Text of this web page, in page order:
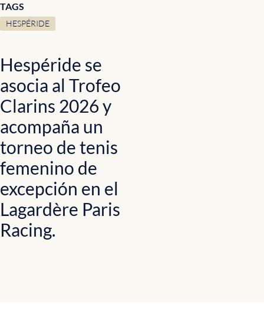
TAGS
HESPÉRIDE
Hespéride se
asocia al Trofeo
Clarins 2026 y
acompaña un
torneo de tenis
femenino de
excepción en el
Lagardère Paris
Racing.